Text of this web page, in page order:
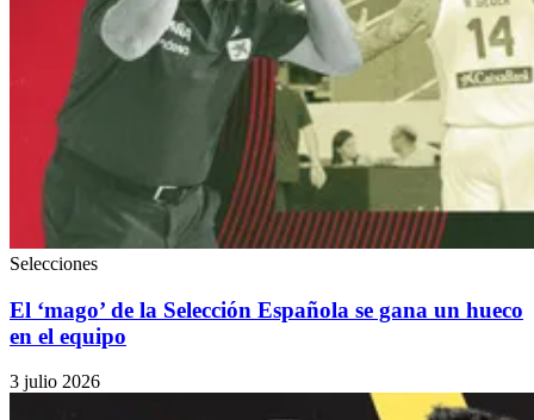
Selecciones
El ‘mago’ de la Selección Española se gana un hueco
en el equipo
3 julio 2026